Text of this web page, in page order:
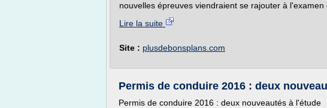
nouvelles épreuves viendraient se rajouter à l'examen
Lire la suite
Site : plusdebonsplans.com
Permis de conduire 2016 : deux
Permis de conduire 2016 : deux nouveautés à l'étude